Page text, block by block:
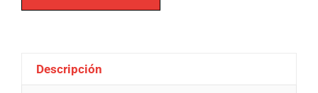
Descripción